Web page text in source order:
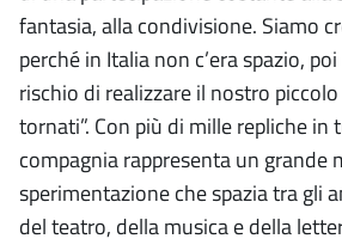
fantasia, alla condivisione. Siamo
perché in Italia non c’era spazio,
rischio di realizzare il nostro
tornati”. Con più di mille repliche in
compagnia rappresenta un grande
sperimentazione che spazia tra gli
del teatro, della musica e della